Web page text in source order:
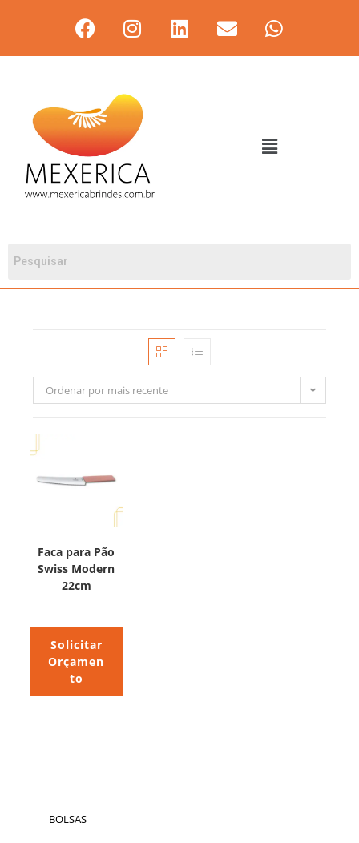
Ordenar por mais recente
Faca para Pão
Swiss Modern
22cm
Solicitar
Orçamen
to
BOLSAS